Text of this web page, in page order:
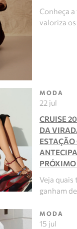
Conheça
valoriza
MODA
22 jul
CRUISE
DA
ESTAÇÃO
Veja quais
ganham
MODA
15 jul